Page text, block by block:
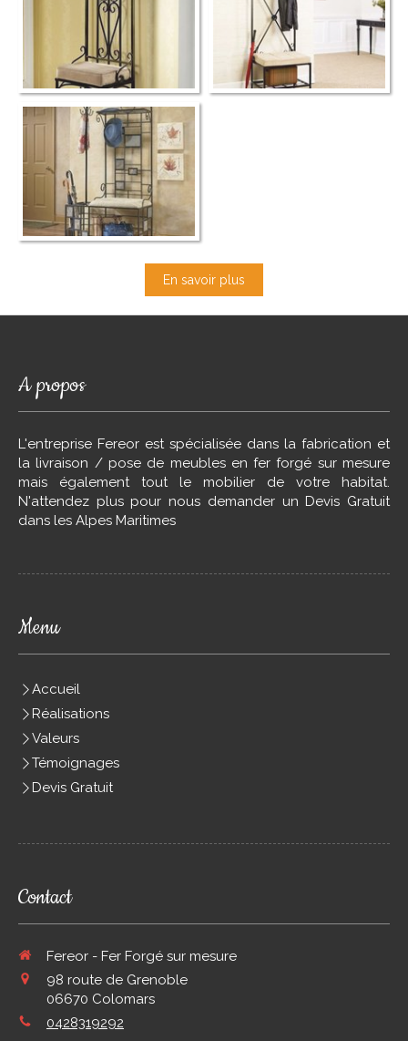
En savoir plus
A propos
L'entreprise Fereor est spécialisée dans la fabrication et
la livraison / pose de meubles en fer forgé sur mesure
mais également tout le mobilier de votre habitat.
N'attendez plus pour nous demander un Devis Gratuit
dans les Alpes Maritimes
Menu
Accueil
Réalisations
Valeurs
Témoignages
Devis Gratuit
Contact
Fereor - Fer Forgé sur mesure
98 route de Grenoble
06670 Colomars
0428319292